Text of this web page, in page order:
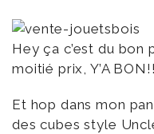
Hey ça c’est du bon
moitié prix, Y’A
Et hop dans mon
des cubes style